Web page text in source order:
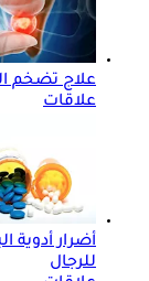
علاج تضخم البروستاتا
علاقات
للرجال